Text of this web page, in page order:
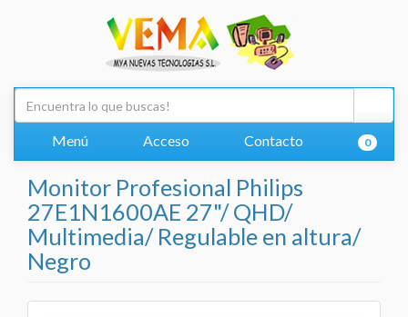
Menú Acceso Contacto 0
Monitor Profesional Philips
27E1N1600AE 27"/ QHD/
Multimedia/ Regulable en altura/
Negro